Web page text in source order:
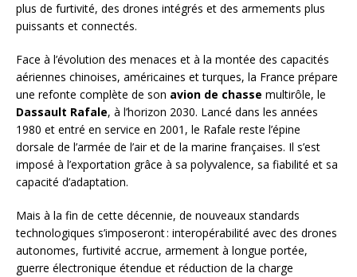
plus de furtivité, des drones intégrés et des armements plus
puissants et connectés.
Face à l’évolution des menaces et à la montée des capacités
aériennes chinoises, américaines et turques, la France prépare
une refonte complète de son avion de chasse multirôle, le
Dassault Rafale, à l’horizon 2030. Lancé dans les années
1980 et entré en service en 2001, le Rafale reste l’épine
dorsale de l’armée de l’air et de la marine françaises. Il s’est
imposé à l’exportation grâce à sa polyvalence, sa fiabilité et sa
capacité d’adaptation.
Mais à la fin de cette décennie, de nouveaux standards
technologiques s’imposeront : interopérabilité avec des drones
autonomes, furtivité accrue, armement à longue portée,
guerre électronique étendue et réduction de la charge